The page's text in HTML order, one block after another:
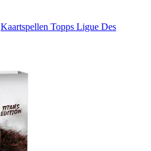
Kaartspellen Topps Ligue Des